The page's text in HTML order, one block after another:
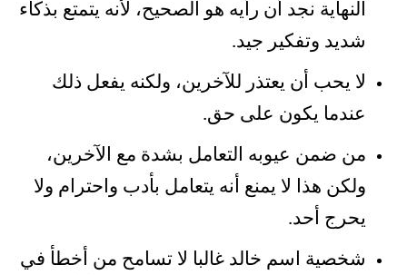
النهاية نجد أن رأيه هو الصحيح، لأنه يتمتع بذكاء
شديد وتفكير جيد.
لا يحب أن يعتذر للآخرين، ولكنه يفعل ذلك
عندما يكون على حق.
من ضمن عيوبه التعامل بشدة مع الآخرين،
ولكن هذا لا يمنع أنه يتعامل بأدب واحترام ولا
يحرج أحد.
شخصية اسم خالد غالبا لا تسامح من أخطأ في